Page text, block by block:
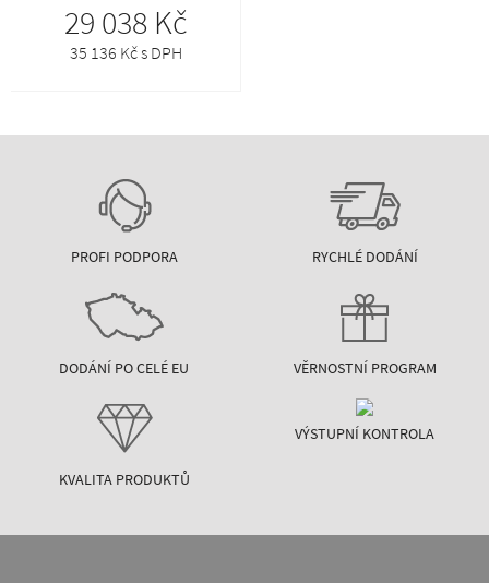
29 038 Kč
35 136 Kč s DPH
PROFI PODPORA RYCHLÉ DODÁNÍ
DODÁNÍ PO CELÉ EU VĚRNOSTNÍ PROGRAM
KVALITA PRODUKTŮ
VÝSTUPNÍ KONTROLA